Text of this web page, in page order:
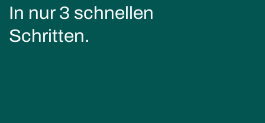
In nur 3 schnellen
Schritten.